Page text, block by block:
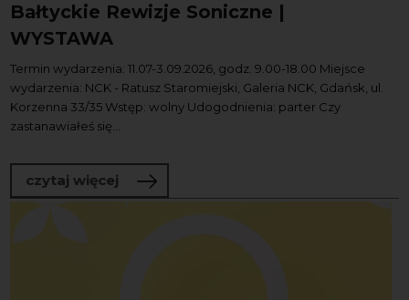
Bałtyckie Rewizje Soniczne |
WYSTAWA
Termin wydarzenia: 11.07-3.09.2026, godz. 9.00-18.00 Miejsce
wydarzenia: NCK - Ratusz Staromiejski, Galeria NCK, Gdańsk, ul.
Korzenna 33/35 Wstęp: wolny Udogodnienia: parter Czy
zastanawiałeś się...
czytaj więcej o Bałtyckie Rewizje Soniczne |